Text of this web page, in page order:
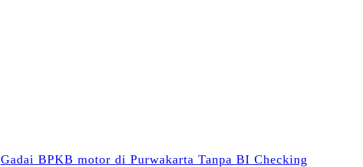
Share
Gadai BPKB motor di Purwakarta Tanpa BI Checking